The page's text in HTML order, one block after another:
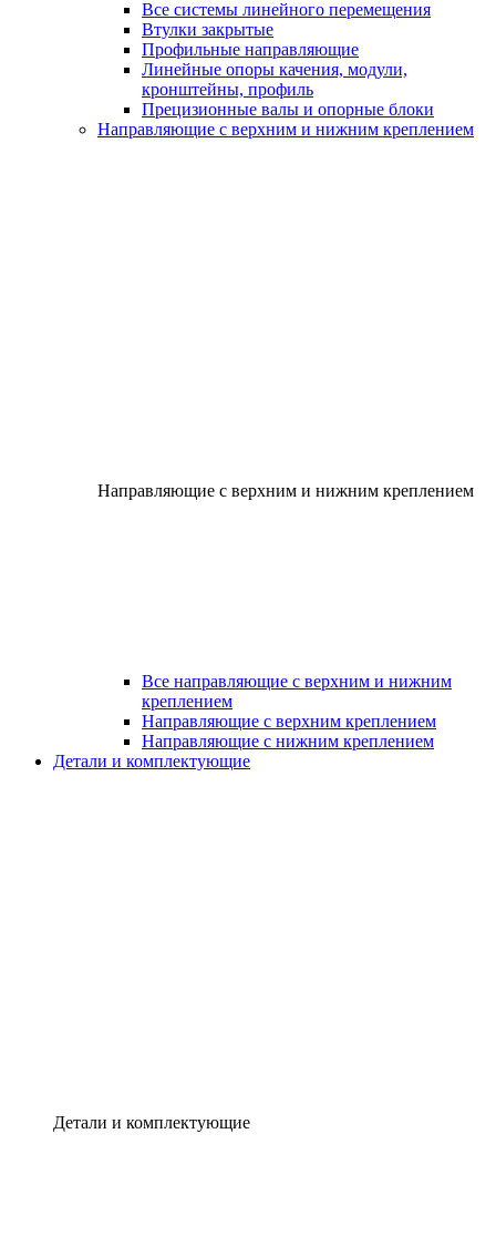
Все системы линейного перемещения
Втулки закрытые
Профильные направляющие
Линейные опоры качения, модули,
кронштейны, профиль
Прецизионные валы и опорные блоки
Направляющие с верхним и нижним креплением
Направляющие с верхним и нижним креплением
Все направляющие с верхним и нижним
креплением
Направляющие с верхним креплением
Направляющие с нижним креплением
Детали и комплектующие
Детали и комплектующие